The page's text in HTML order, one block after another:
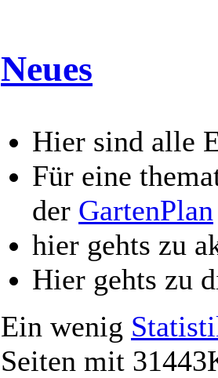
Neues
Hier sind alle
Für eine
der GartenPlan
hier gehts zu
Hier gehts zu
Ein wenig
Seiten mit